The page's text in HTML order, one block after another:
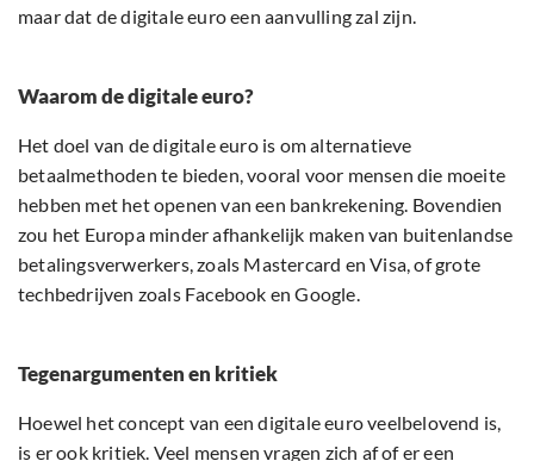
maar dat de digitale euro een aanvulling zal zijn.
Waarom de digitale euro?
Het doel van de digitale euro is om alternatieve
betaalmethoden te bieden, vooral voor mensen die moeite
hebben met het openen van een bankrekening. Bovendien
zou het Europa minder afhankelijk maken van buitenlandse
betalingsverwerkers, zoals Mastercard en Visa, of grote
techbedrijven zoals Facebook en Google.
Tegenargumenten en kritiek
Hoewel het concept van een digitale euro veelbelovend is,
is er ook kritiek. Veel mensen vragen zich af of er een